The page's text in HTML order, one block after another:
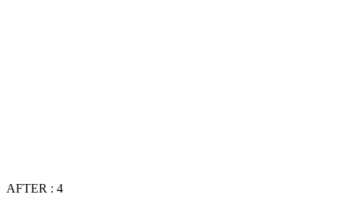
AFTER : 4